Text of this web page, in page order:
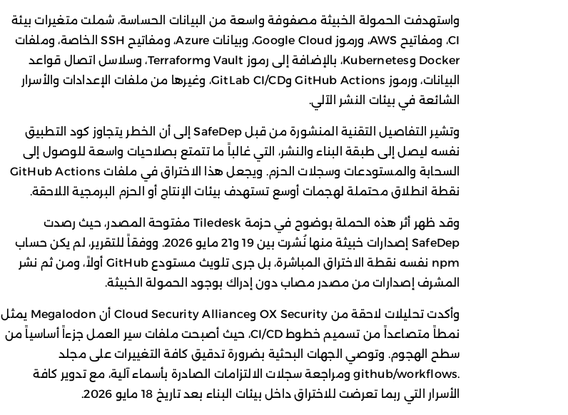
واستهدفت الحمولة الخبيثة مصفوفة واسعة من البيانات الحساسة، شملت متغيرات بيئة
CI، ومفاتيح AWS، ورموز Google Cloud، وبيانات Azure، ومفاتيح SSH الخاصة، وملفات
Docker وKubernetes، بالإضافة إلى رموز Vault وTerraform، وسلاسل اتصال قواعد
البيانات، ورموز GitHub Actions وGitLab CI/CD، وغيرها من ملفات الإعدادات والأسرار
الشائعة في بيئات النشر الآلي.
وتشير التفاصيل التقنية المنشورة من قبل SafeDep إلى أن الخطر يتجاوز كود التطبيق
نفسه ليصل إلى طبقة البناء والنشر، التي غالباً ما تتمتع بصلاحيات واسعة للوصول إلى
السحابة والمستودعات وسجلات الحزم. ويجعل هذا الاختراق في ملفات GitHub Actions
نقطة انطلاق محتملة لهجمات أوسع تستهدف بيئات الإنتاج أو الحزم البرمجية اللاحقة.
وقد ظهر أثر هذه الحملة بوضوح في حزمة Tiledesk مفتوحة المصدر، حيث رصدت
SafeDep إصدارات خبيثة منها نُشرت بين 19 و21 مايو 2026. ووفقاً للتقرير، لم يكن حساب
npm نفسه نقطة الاختراق المباشرة، بل جرى تلويث مستودع GitHub أولاً، ومن ثم نشر
المشرف إصدارات من مصدر مصاب دون إدراك بوجود الحمولة الخبيثة.
وأكدت تحليلات لاحقة من OX Security وCloud Security Alliance أن Megalodon يمثل
نمطاً متصاعداً من تسميم خطوط CI/CD، حيث أصبحت ملفات سير العمل جزءاً أساسياً من
سطح الهجوم. وتوصي الجهات البحثية بضرورة تدقيق كافة التغييرات على مجلد
.github/workflows ومراجعة سجلات الالتزامات الصادرة بأسماء آلية، مع تدوير كافة
الأسرار التي ربما تعرضت للاختراق داخل بيئات البناء بعد تاريخ 18 مايو 2026.